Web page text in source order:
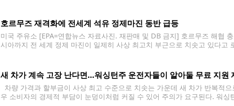
호르무즈 재격화에 전세계 석유 정제마진 동반 급등
미국 주유소 [EPA=연합뉴스 자료사진. 재판매 및 DB 금지] 호르무즈 해협
시아까지 전 세계 정제 마진이 일제히 사상 최고치 부근으로 치솟고 있다고
새 차가 계속 고장 난다면…워싱턴주 운전자들이 알아둘 무료 지원
차량 가격과 할부금이 사상 최고 수준으로 치솟는 가운데 새 차가 반복적
우 소비자의 경제적 부담이 눈덩이처럼 커질 수 있어 주의가 요구된다. 워